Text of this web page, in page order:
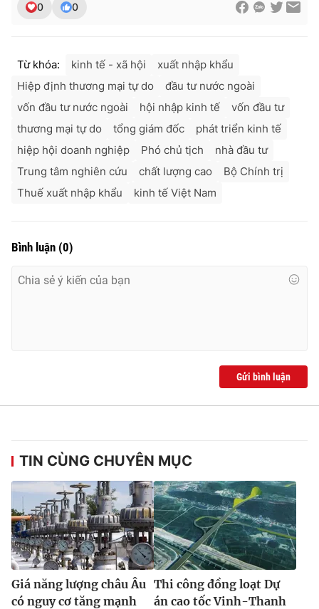
0 0
Từ khóa: kinh tế - xã hội
xuất nhập khẩu
Hiệp định thương mại tự do
đầu tư nước ngoài
vốn đầu tư nước ngoài
hội nhập kinh tế
vốn đầu tư
thương mại tự do
tổng giám đốc
phát triển kinh tế
hiệp hội doanh nghiệp
Phó chủ tịch
nhà đầu tư
Trung tâm nghiên cứu
chất lượng cao
Bộ Chính trị
Thuế xuất nhập khẩu
kinh tế Việt Nam
Bình luận (0)
Gửi bình luận
TIN CÙNG CHUYÊN MỤC
Giá năng lượng châu Âu
có nguy cơ tăng mạnh
Thi công đồng loạt Dự
án cao tốc Vinh-Thanh